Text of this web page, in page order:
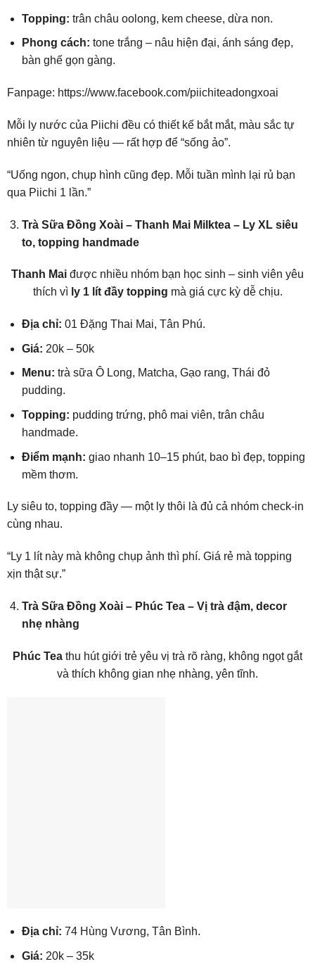
Topping: trân châu oolong, kem cheese, dừa non.
Phong cách: tone trắng – nâu hiện đại, ánh sáng đẹp,
bàn ghế gọn gàng.
Fanpage: https://www.facebook.com/piichiteadongxoai
Mỗi ly nước của Piichi đều có thiết kế bắt mắt, màu sắc tự
nhiên từ nguyên liệu — rất hợp để “sống ảo”.
“Uống ngon, chụp hình cũng đẹp. Mỗi tuần mình lại rủ bạn
qua Piichi 1 lần.”
Trà Sữa Đồng Xoài – Thanh Mai Milktea – Ly XL siêu
to, topping handmade
Thanh Mai được nhiều nhóm bạn học sinh – sinh viên yêu
thích vì ly 1 lít đầy topping mà giá cực kỳ dễ chịu.
Địa chỉ: 01 Đặng Thai Mai, Tân Phú.
Giá: 20k – 50k
Menu: trà sữa Ô Long, Matcha, Gạo rang, Thái đỏ
pudding.
Topping: pudding trứng, phô mai viên, trân châu
handmade.
Điểm mạnh: giao nhanh 10–15 phút, bao bì đẹp, topping
mềm thơm.
Ly siêu to, topping đầy — một ly thôi là đủ cả nhóm check-in
cùng nhau.
“Ly 1 lít này mà không chụp ảnh thì phí. Giá rẻ mà topping
xịn thật sự.”
Trà Sữa Đồng Xoài – Phúc Tea – Vị trà đậm, decor
nhẹ nhàng
Phúc Tea thu hút giới trẻ yêu vị trà rõ ràng, không ngọt gắt
và thích không gian nhẹ nhàng, yên tĩnh.
Địa chỉ: 74 Hùng Vương, Tân Bình.
Giá: 20k – 35k